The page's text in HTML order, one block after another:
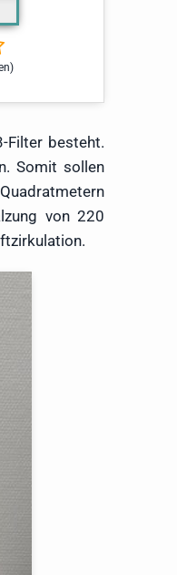
Filter besteht.
Somit sollen
von 220